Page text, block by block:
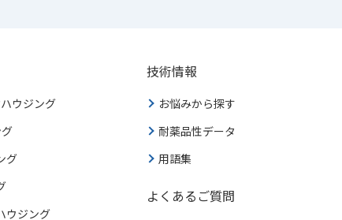
ウジング
グ
ウジング
技術情報
お悩みから探す
耐薬品性データ
用語集
よくあるご質問